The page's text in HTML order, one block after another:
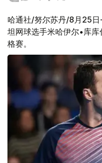
哈通社/努尔苏丹/8月25
坦网球选手米哈伊尔•库
格赛。